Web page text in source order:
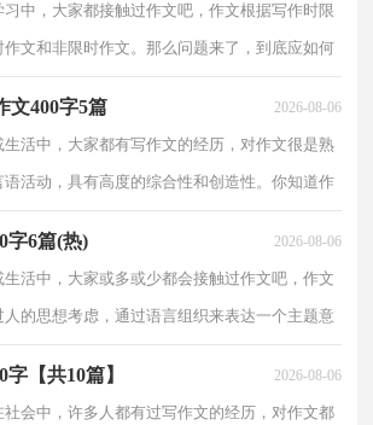
中，大家都接触过作文吧，作文根据写作时限
文和非限时作文。那么问题来了，到底应如何
文400字5篇 2026-08-06
活中，大家都有写作文的经历，对作文很是熟
活动，具有高度的综合性和创造性。你知道作
字6篇(热) 2026-08-06
活中，大家或多或少都会接触过作文吧，作文
的思想考虑，通过语言组织来表达一个主题意
【共10篇】 2026-08-06
会中，许多人都有过写作文的经历，对作文都